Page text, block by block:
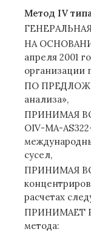
Метод IV
НА
апреля 2001
организации
ПО
анализа»,
ПРИНИМАЯ
OIV-MA-
сусел,
ПРИНИМАЯ
расчетах
ПРИНИМАЕТ
метода: